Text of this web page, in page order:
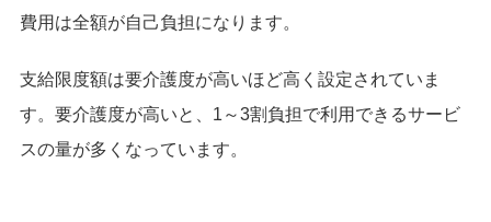
費用は全額が自己負担になります。
支給限度額は要介護度が高いほど高く設定されていま
す。要介護度が高いと、1～3割負担で利用できるサービ
スの量が多くなっています。